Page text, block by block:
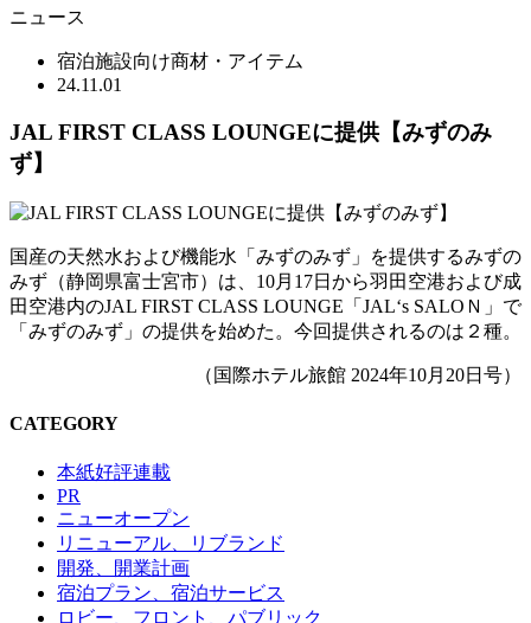
ニュース
宿泊施設向け商材・アイテム
24.11.01
JAL FIRST CLASS LOUNGEに提供【みずのみ
ず】
国産の天然水および機能水「みずのみず」を提供するみずの
みず（静岡県富士宮市）は、10月17日から羽田空港および成
田空港内のJAL FIRST CLASS LOUNGE「JAL‘s SALOＮ」で
「みずのみず」の提供を始めた。今回提供されるのは２種。
（国際ホテル旅館 2024年10月20日号）
CATEGORY
本紙好評連載
PR
ニューオープン
リニューアル、リブランド
開発、開業計画
宿泊プラン、宿泊サービス
ロビー、フロント、パブリック